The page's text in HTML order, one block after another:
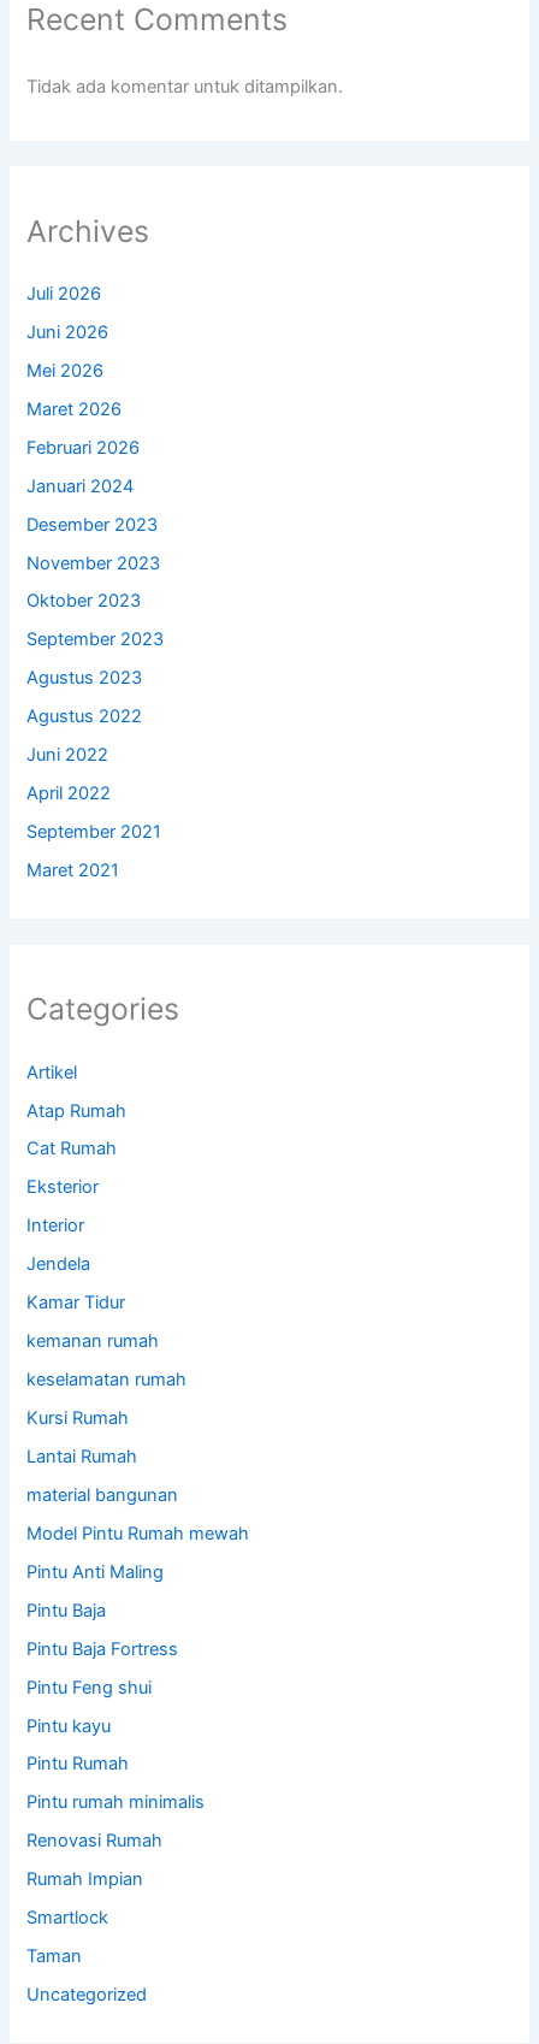
Recent Comments
Tidak ada komentar untuk ditampilkan.
Archives
Juli 2026
Juni 2026
Mei 2026
Maret 2026
Februari 2026
Januari 2024
Desember 2023
November 2023
Oktober 2023
September 2023
Agustus 2023
Agustus 2022
Juni 2022
April 2022
September 2021
Maret 2021
Categories
Artikel
Atap Rumah
Cat Rumah
Eksterior
Interior
Jendela
Kamar Tidur
kemanan rumah
keselamatan rumah
Kursi Rumah
Lantai Rumah
material bangunan
Model Pintu Rumah mewah
Pintu Anti Maling
Pintu Baja
Pintu Baja Fortress
Pintu Feng shui
Pintu kayu
Pintu Rumah
Pintu rumah minimalis
Renovasi Rumah
Rumah Impian
Smartlock
Taman
Uncategorized